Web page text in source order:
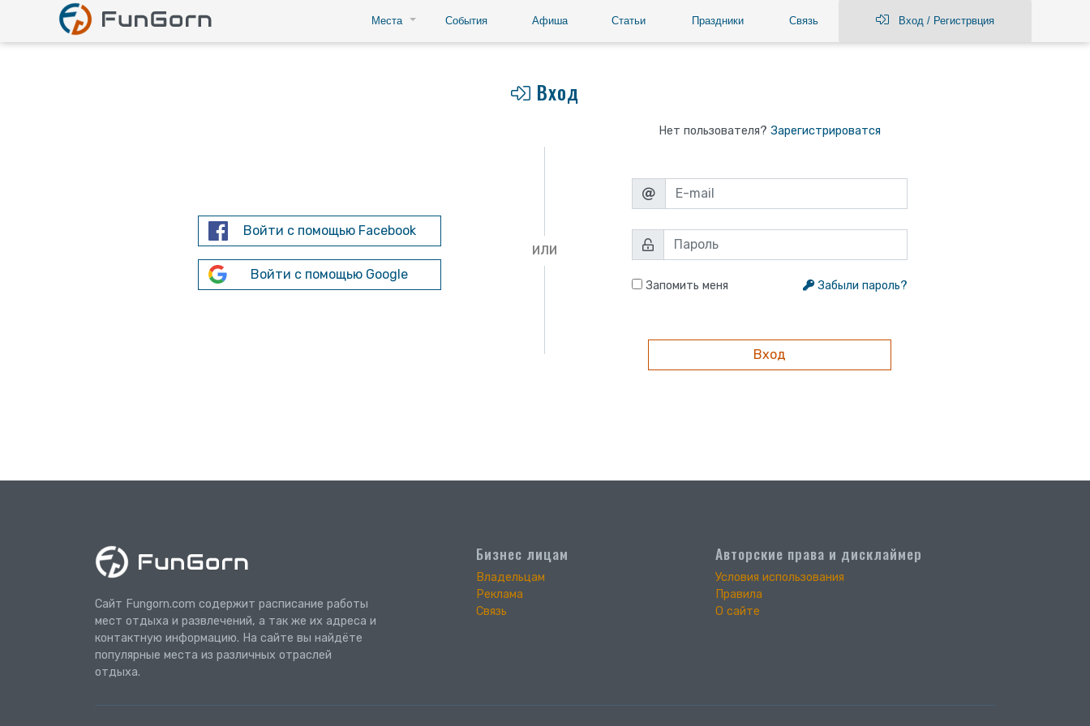
Места События Афиша Статьи Праздники Связь Вход / Регистрвция
Вход
Войти с помощью Facebook
Войти с помощью Google
ИЛИ
Нет пользователя?Зарегистрироватся
Запомить меня Забыли пароль?
Сайт Fungorn.com содержит расписание работы
мест отдыха и развлечений, а так же их адреса и
контактную информацию. На сайте вы найдёте
популярные места из различных отраслей
отдыха.
Бизнес лицам
Владельцам
Реклама
Связь
Авторские права и дисклаймер
Условия использования
Правила
О сайте